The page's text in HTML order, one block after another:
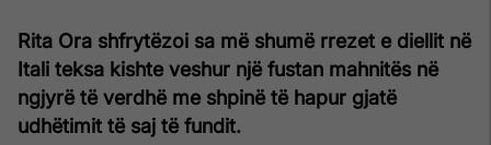
Rita Ora shfrytëzoi sa më shumë rrezet e diellit në
Itali teksa kishte veshur një fustan mahnitës në
ngjyrë të verdhë me shpinë të hapur gjatë
udhëtimit të saj të fundit.